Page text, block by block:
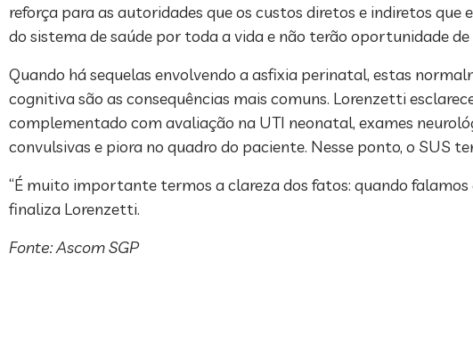
reforça para as autoridades que os custos diretos e indiretos que
do sistema de saúde por toda a vida e não terão oportunidade
Quando há sequelas envolvendo a asfixia perinatal, estas
cognitiva são as consequências mais comuns. Lorenzetti
complementado com avaliação na UTI neonatal, exames
convulsivas e piora no quadro do paciente. Nesse ponto, o SUS
“É muito importante termos a clareza dos fatos: quando
finaliza Lorenzetti.
Fonte: Ascom SGP